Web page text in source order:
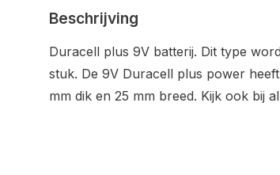
Beschrijving
Duracell plus 9V batterij. Dit type
stuk. De 9V Duracell plus power
mm dik en 25 mm breed. Kijk ook bij